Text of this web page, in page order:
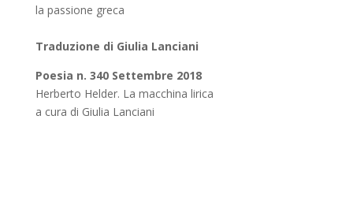
la passione greca
Traduzione di Giulia Lanciani
Poesia n. 340 Settembre 2018
Herberto Helder. La macchina lirica
a cura di Giulia Lanciani